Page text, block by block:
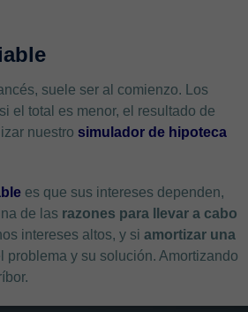
suele ser al comienzo. Los
el total es menor, el resultado de
nuestro simulador de hipoteca
es que sus intereses dependen,
de las razones para llevar a cabo
intereses altos, y siamortizar una
problema y su solución. Amortizando